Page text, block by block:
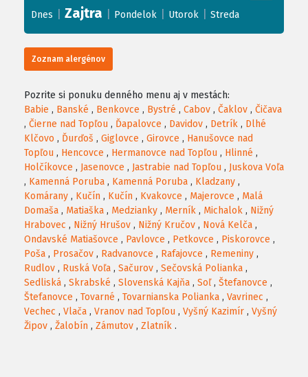
−
Dnes Zajtra Pondelok Utorok Streda
Zoznam alergénov
Pozrite si ponuku denného menu aj v mestách:
Babie , Banské , Benkovce , Bystré , Cabov , Čaklov , Čičava
, Čierne nad Topľou , Ďapalovce , Davidov , Detrík , Dlhé
Klčovo , Ďurďoš , Giglovce , Girovce , Hanušovce nad
Topľou , Hencovce , Hermanovce nad Topľou , Hlinné ,
Holčíkovce , Jasenovce , Jastrabie nad Topľou , Juskova Voľa
, Kamenná Poruba , Kamenná Poruba , Kladzany ,
Komárany , Kučín , Kučín , Kvakovce , Majerovce , Malá
Domaša , Matiaška , Medzianky , Merník , Michalok , Nižný
Hrabovec , Nižný Hrušov , Nižný Kručov , Nová Kelča ,
Ondavské Matiašovce , Pavlovce , Petkovce , Piskorovce ,
Poša , Prosačov , Radvanovce , Rafajovce , Remeniny ,
Rudlov , Ruská Voľa , Sačurov , Sečovská Polianka ,
Sedliská , Skrabské , Slovenská Kajňa , Soľ, Štefanovce ,
Štefanovce , Tovarné , Tovarnianska Polianka , Vavrinec ,
Vechec , Vlača , Vranov nad Topľou , Vyšný Kazimír , Vyšný
Žipov , Žalobín , Zámutov , Zlatník .